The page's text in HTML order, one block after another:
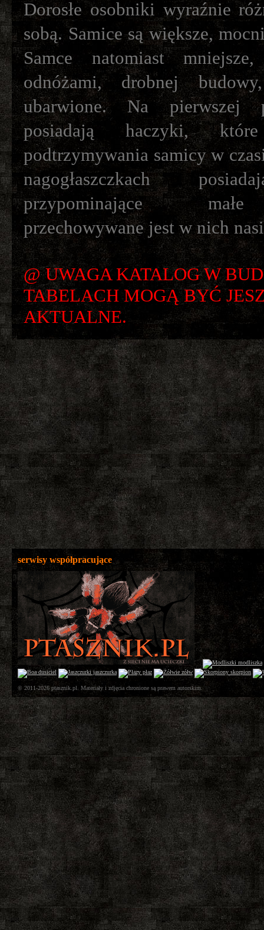
Dorosłe osobniki wyraźnie
sobą. Samice są większe,
Samce natomiast
odnóżami, drobnej
ubarwione. Na pierwszej
posiadają haczyki,
podtrzymywania samicy w
nagogłaszczkach
przypominające
przechowywane jest w nich
@ UWAGA KATALOG W
TABELACH MOGĄ BYĆ
AKTUALNE.
serwisy współpracujące
© 2011-2026 ptasznik.pl. Materiały i zdjęcia chronione są prawem autorskim.